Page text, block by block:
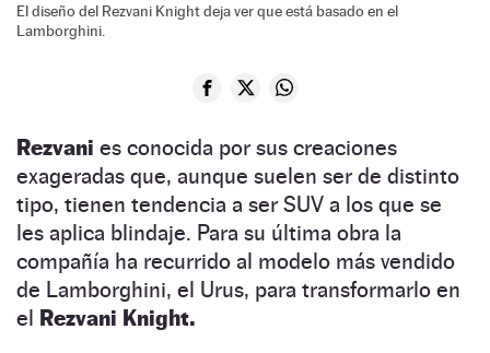
El diseño del Rezvani Knight deja ver que está basado en el
Lamborghini.
Rezvani es conocida por sus creaciones
exageradas que, aunque suelen ser de distinto
tipo, tienen tendencia a ser SUV a los que se
les aplica blindaje. Para su última obra la
compañía ha recurrido al modelo más vendido
de Lamborghini, el Urus, para transformarlo en
el Rezvani Knight.